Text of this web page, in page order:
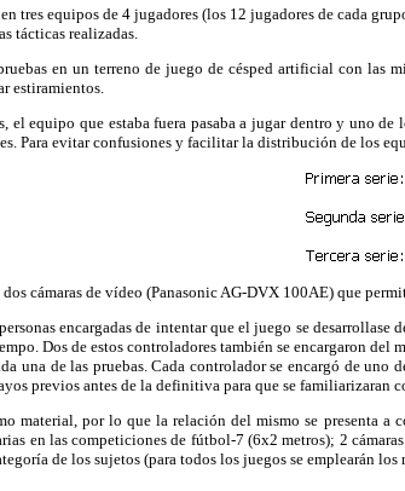
tres equipos de 4 jugadores (los 12 jugadores de cada
tácticas realizadas.
en un terreno de juego de césped artificial con las
estiramientos.
equipo que estaba fuera pasaba a jugar dentro y uno de
Para evitar confusiones y facilitar la distribución de los
cámaras de vídeo (Panasonic AG-DVX 100AE) que
encargadas de intentar que el juego se
Dos de estos controladores también se encargaron
una de las pruebas. Cada controlador se encargó de
previos antes de la definitiva para que se familiarizaran
material, por lo que la relación del mismo se presenta a
en las competiciones de fútbol-7 (6x2 metros); 2
de los sujetos (para todos los juegos se emplearán